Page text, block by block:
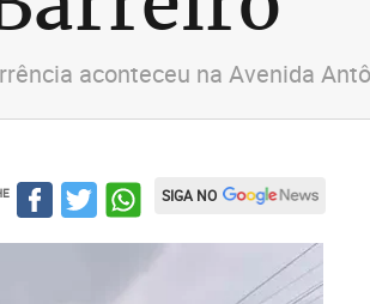
aconteceu na Avenida
SIGA NO